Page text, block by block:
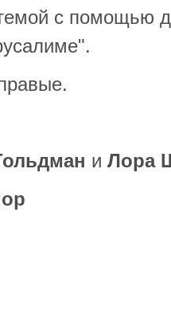
с помощью
и Лора